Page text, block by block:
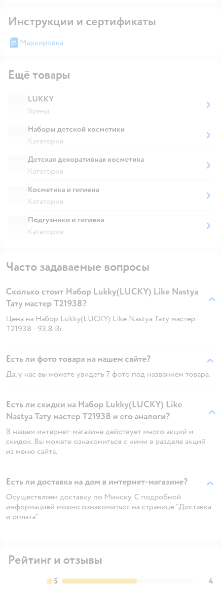
Инструкции и сертификаты
Маркировка
Ещё товары
LUKKY
Бренд
Наборы детской косметики
Категория
Детская декоративная косметика
Категория
Косметика и гигиена
Категория
Подгузники и гигиена
Категория
Часто задаваемые вопросы
Сколько стоит Набор Lukky(LUCKY) Like Nastya
Тату мастер Т21938?
Цена на Набор Lukky(LUCKY) Like Nastya Тату мастер
Т21938 - 93.8 Br.
Есть ли фото товара на нашем сайте?
Да, у нас вы можете увидеть 7 фото под названием товара.
Есть ли скидки на Набор Lukky(LUCKY) Like
Nastya Тату мастер Т21938 и его аналоги?
В нашем интернет-магазине действует много акций и
скидок. Вы можете ознакомиться с ними в разделе акций
из меню сайта.
Есть ли доставка на дом в интернет-магазине?
Осуществляем доставку по Минску. С подробной
информацией можно ознакомиться на странице "Доставка
и оплата"
Рейтинг и отзывы
5
4